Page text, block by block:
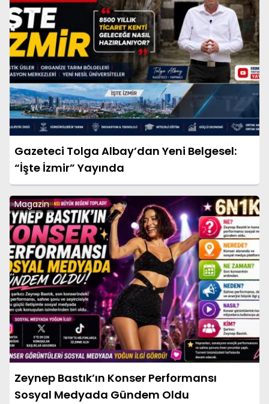
Gazeteci Tolga Albay’dan Yeni Belgesel:
“İşte İzmir” Yayında
Magazin
Zeynep Bastık’ın Konser Performansı
Sosyal Medyada Gündem Oldu